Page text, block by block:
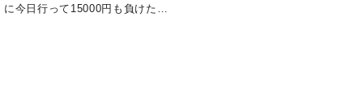
に今日行って15000円も負けた…